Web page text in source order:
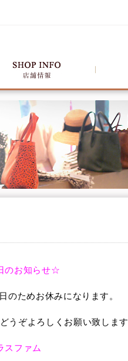
のお知らせ☆
のためお休みになります。
うぞよろしくお願い致します
スファム